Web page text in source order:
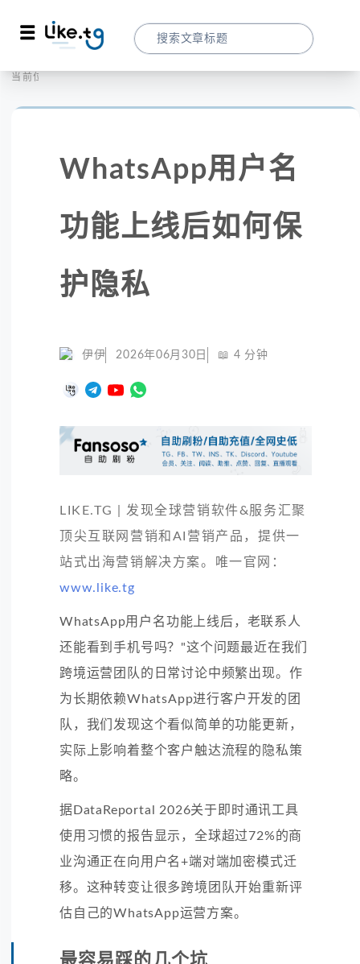
当前位置：
WhatsApp用户名
功能上线后如何保
护隐私
伊伊 2026年06月30日 📖 4 分钟
LIKE.TG | 发现全球营销软件&服务汇聚
顶尖互联网营销和AI营销产品，提供一
站式出海营销解决方案。唯一官网：
www.like.tg
WhatsApp用户名功能上线后，老联系人
还能看到手机号吗？"这个问题最近在我们
跨境运营团队的日常讨论中频繁出现。作
为长期依赖WhatsApp进行客户开发的团
队，我们发现这个看似简单的功能更新，
实际上影响着整个客户触达流程的隐私策
略。
据DataReportal 2026关于即时通讯工具
使用习惯的报告显示，全球超过72%的商
业沟通正在向用户名+端对端加密模式迁
移。这种转变让很多跨境团队开始重新评
估自己的WhatsApp运营方案。
最容易踩的几个坑